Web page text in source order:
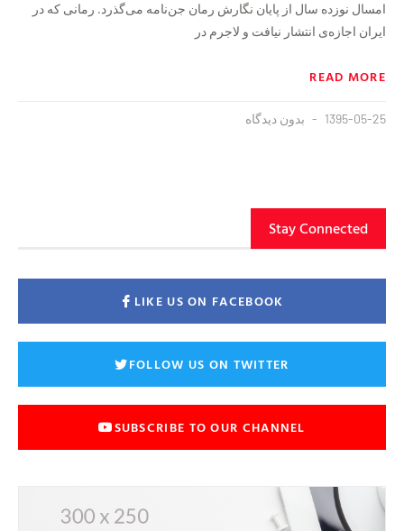
امسال نوزده سال از پایان نگارش رمان جن‌نامه می‌گذرد. رمانی که در
ایران اجازه‌ی انتشار نیافت و لاجرم در
READ MORE
1395-05-25 بدون دیدگاه
Stay Connected
LIKE US ON FACEBOOK
FOLLOW US ON TWITTER
SUBSCRIBE TO OUR CHANNEL